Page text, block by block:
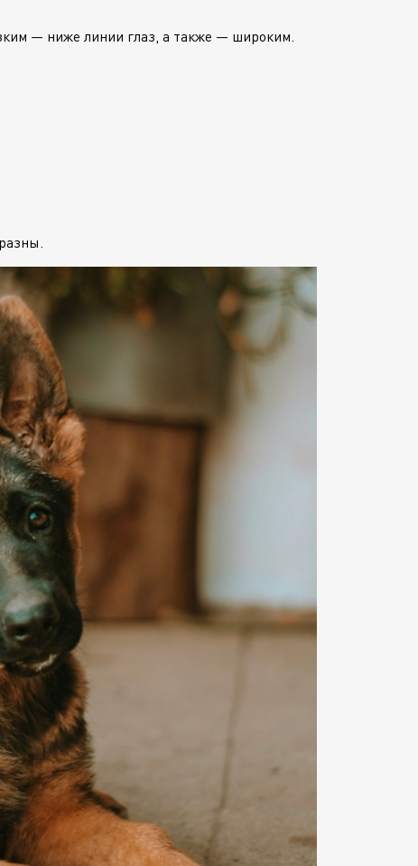
— ниже линии глаз, а также — широким.